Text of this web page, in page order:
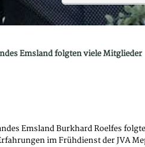
Emsland folgten viele Mitglieder
Emsland Burkhard Roelfes
im Frühdienst der JVA